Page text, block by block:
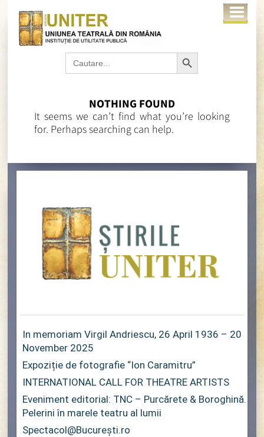
Search
for:
Search Button
NOTHING FOUND
It seems we can’t find what you’re looking
for. Perhaps searching can help.
In memoriam Virgil Andriescu, 26 April 1936 – 20
November 2025
Expoziție de fotografie “Ion Caramitru”
INTERNATIONAL CALL FOR THEATRE ARTISTS
Eveniment editorial: TNC – Purcărete & Boroghină.
Pelerini în marele teatru al lumii
Spectacol@București.ro